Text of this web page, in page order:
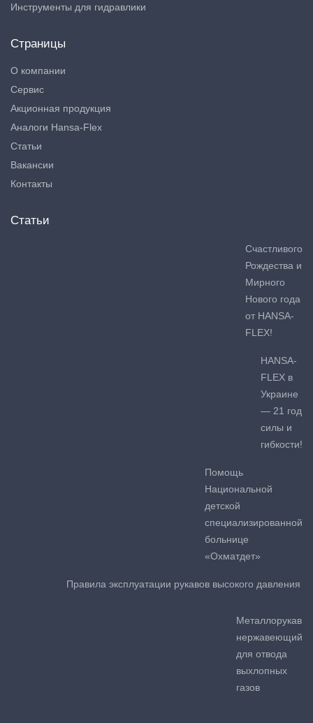
Инструменты для гидравлики
Страницы
О компании
Сервис
Акционная продукция
Аналоги Hansa-Flex
Статьи
Вакансии
Контакты
Статьи
Счастливого
Рождества и
Мирного
Нового года
от HANSA-
FLEX!
HANSA-
FLEX в
Украине
— 21 год
силы и
гибкости!
Помощь
Национальной
детской
специализированной
больнице
«Охматдет»
Правила эксплуатации рукавов высокого давления
Металлорукав
нержавеющий
для отвода
выхлопных
газов